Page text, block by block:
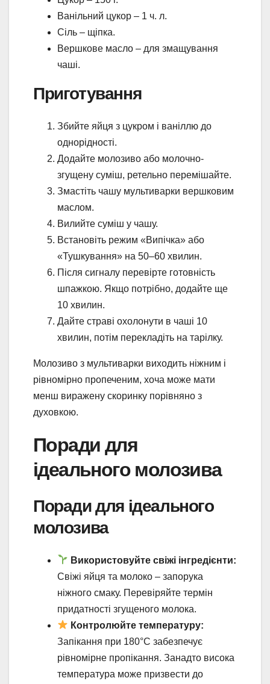
Ванільний цукор – 1 ч. л.
Сіль – щіпка.
Вершкове масло – для змащування
чаші.
Приготування
Збийте яйця з цукром і ваніллю до
однорідності.
Додайте молозиво або молочно-
згущену суміш, ретельно перемішайте.
Змастіть чашу мультиварки вершковим
маслом.
Вилийте суміш у чашу.
Встановіть режим «Випічка» або
«Тушкування» на 50–60 хвилин.
Після сигналу перевірте готовність
шпажкою. Якщо потрібно, додайте ще
10 хвилин.
Дайте страві охолонути в чаші 10
хвилин, потім перекладіть на тарілку.
Молозиво з мультиварки виходить ніжним і
рівномірно пропеченим, хоча може мати
менш виражену скоринку порівняно з
духовкою.
Поради для
ідеального молозива
Поради для ідеального
молозива
Використовуйте свіжі інгредієнти:
Свіжі яйця та молоко – запорука
ніжного смаку. Перевіряйте термін
придатності згущеного молока.
Контролюйте температуру:
Запікання при 180°C забезпечує
рівномірне пропікання. Занадто висока
температура може призвести до